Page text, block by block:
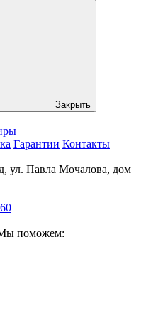
Закрыть
Гарантии Контакты
ул. Павла Мочалова, дом
поможем: